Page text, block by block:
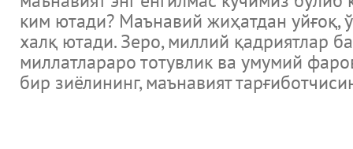
ким ютади? Маънавий жиҳатдан уйғоқ,
халқ ютади. Зеро, миллий қадриятлар
миллатлараро тотувлик ва умумий
бир зиёлининг, маънавият
Новости